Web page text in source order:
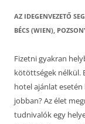
AZ IDEGENVEZETŐ
BÉCS (WIEN),
Fizetni gyakran
kötöttségek nélkül.
hotel ajánlat
jobban? Az élet
tudnivalók egy